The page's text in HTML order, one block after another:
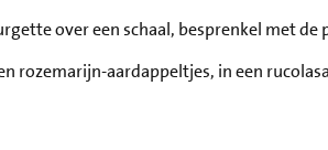
over een schaal, besprenkel met
rozemarijn-aardappeltjes, in een